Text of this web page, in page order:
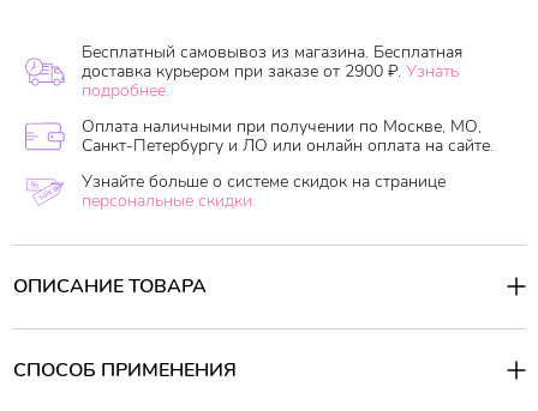
Бесплатный самовывоз из магазина. Бесплатная
доставка курьером при заказе от 2900 ₽. Узнать
подробнее.
Оплата наличными при получении по Москве, МО,
Санкт-Петербургу и ЛО или онлайн оплата на сайте.
Узнайте больше о системе скидок на странице
персональные скидки.
ОПИСАНИЕ ТОВАРА
Бессиликоновый шампунь на основе аминокислот, кораллового
деликатно очищая и обеспечивая защиту для волос и кожи
головы. SCF-частицы - эксклюзивная разработка
СПОСОБ ПРИМЕНЕНИЯ